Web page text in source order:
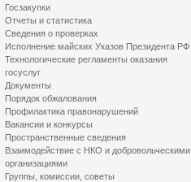
Госзакупки
Отчеты и статистика
Сведения о проверках
Исполнение майских Указов Президента РФ
Технологические регламенты оказания
госуслуг
Документы
Порядок обжалования
Профилактика правонарушений
Вакансии и конкурсы
Пространственные сведения
Взаимодействие с НКО и добровольческими
организациями
Группы, комиссии, советы